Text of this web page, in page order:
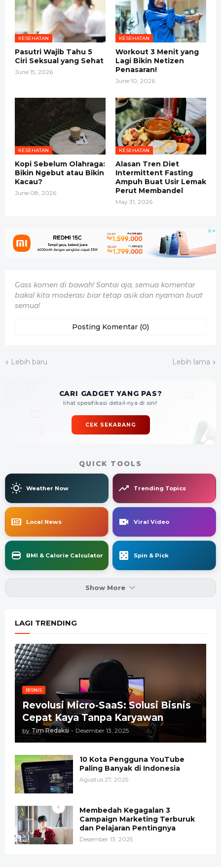
KESEHATAN
Pasutri Wajib Tahu 5
Ciri Seksual yang Sehat
June 15, 2026
KESEHATAN
Workout 3 Menit yang
Lagi Bikin Netizen
Penasaran!
June 10, 2026
KESEHATAN
Kopi Sebelum Olahraga:
Bikin Ngebut atau Bikin
Kacau?
June 08, 2026
KESEHATAN
Alasan Tren Diet
Intermittent Fasting
Ampuh Buat Usir Lemak
Perut Membandel
May 31, 2026
Gass komen di bawah! Santai aja, semua komentar
bakal kita moderasi biar tetap asik dan nyaman buat
semua!
Posting Komentar (0)
Lebih baru Lebih lama
CARI GADGET YANG PAS?
lihat spesifikasi detail-nya di sini!
CEK SEKARANG
QUICK TOOLS
Weather Now Trending Topics
Local News Viral Video
BMI & Calorie Calculator Spin & Pick
Show More
LAGI TRENDING
BISNIS
Revolusi Micro-SaaS: Solusi Bisnis
Cepat Kaya Tanpa Karyawan
by Tim Redaksi - Desember 13, 2025
10 Kota Pengguna YouTube
Paling Banyak di Indonesia
Agustus 27, 2025
Membedah Kegagalan 3
Campaign Marketing Terburuk
dan Pelajaran Pentingnya
Desember 13, 2025